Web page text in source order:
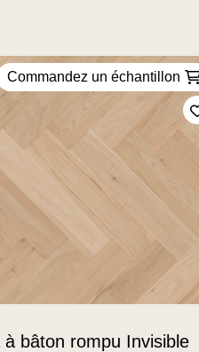
Commandez un échantillon
à bâton rompu Invisible